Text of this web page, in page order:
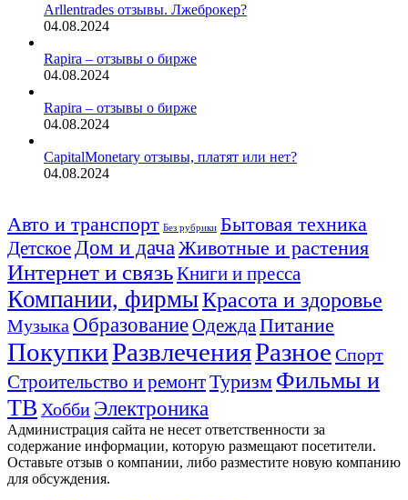
Arllentrades отзывы. Лжеброкер?
04.08.2024
Rapira – отзывы о бирже
04.08.2024
Rapira – отзывы о бирже
04.08.2024
CapitalMonetary отзывы, платят или нет?
04.08.2024
Авто и транспорт Без рубрики Бытовая техника
Детское Дом и дача Животные и растения
Интернет и связьКниги и пресса
Компании, фирмыКрасота и здоровье
Музыка ОбразованиеОдежда Питание
ПокупкиРазвлеченияРазное Спорт
Строительство и ремонтТуризм Фильмы и
ТВ Хобби Электроника
Администрация сайта не несет ответственности за
содержание информации, которую размещают посетители.
Оставьте отзыв о компании, либо разместите новую компанию
для обсуждения.